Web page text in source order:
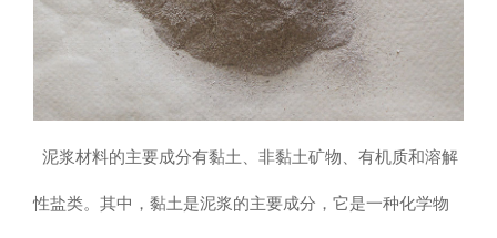
泥浆材料的主要成分有黏土、非黏土矿物、有机质和溶解
性盐类。其中，黏土是泥浆的主要成分，它是一种化学物